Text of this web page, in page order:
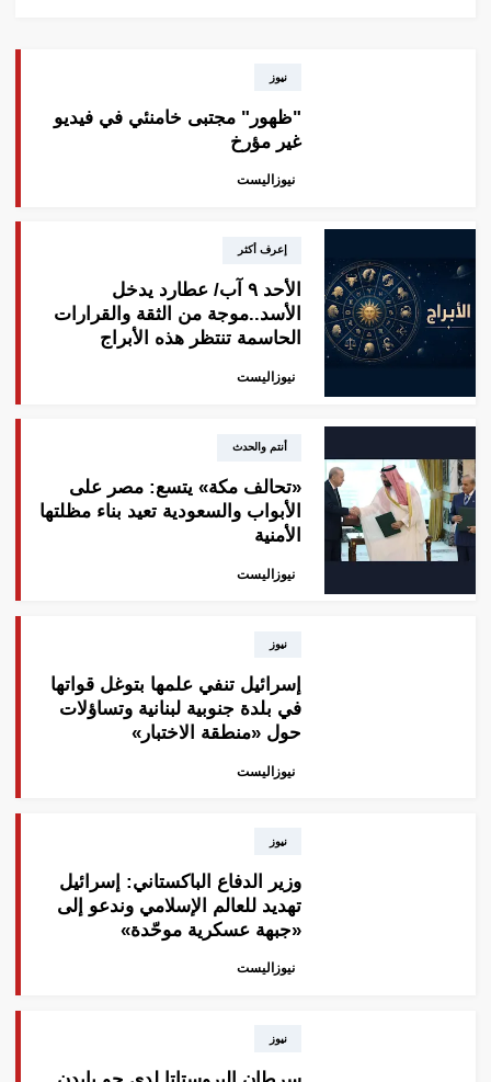
نيوز
"ظهور" مجتبى خامنئي في فيديو
غير مؤرخ
نيوزاليست
إعرف أكثر
الأحد ٩ آب/ عطارد يدخل
الأسد..موجة من الثقة والقرارات
الحاسمة تنتظر هذه الأبراج
نيوزاليست
أنتم والحدث
«تحالف مكة» يتسع: مصر على
الأبواب والسعودية تعيد بناء مظلتها
الأمنية
نيوزاليست
نيوز
إسرائيل تنفي علمها بتوغل قواتها
في بلدة جنوبية لبنانية وتساؤلات
حول «منطقة الاختبار»
نيوزاليست
نيوز
وزير الدفاع الباكستاني: إسرائيل
تهديد للعالم الإسلامي وندعو إلى
«جبهة عسكرية موحّدة»
نيوزاليست
نيوز